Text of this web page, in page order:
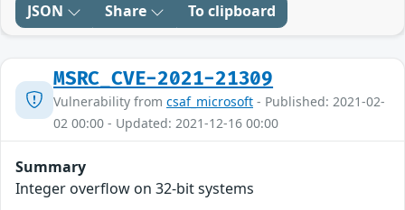
JSON Share To clipboard
MSRC_CVE-2021-21309
Vulnerability from csaf_microsoft - Published: 2021-02-
02 00:00 - Updated: 2021-12-16 00:00
Summary
Integer overflow on 32-bit systems